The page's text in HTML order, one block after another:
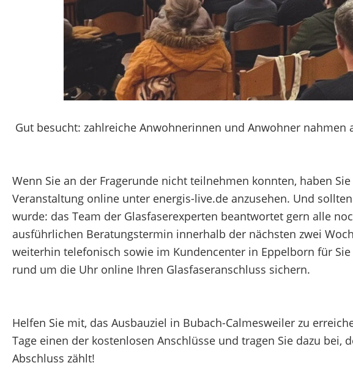
Gut besucht: zahlreiche Anwohnerinnen und Anwohner
Wenn Sie an der Fragerunde nicht teilnehmen konnten, haben
Veranstaltung online unter energis-live.de anzusehen. Und
wurde: das Team der Glasfaserexperten beantwortet gern alle
ausführlichen Beratungstermin innerhalb der nächsten zwei
weiterhin telefonisch sowie im Kundencenter in Eppelborn für
rund um die Uhr online Ihren Glasfaseranschluss sichern.
Helfen Sie mit, das Ausbauziel in Bubach-Calmesweiler zu
Tage einen der kostenlosen Anschlüsse und tragen Sie dazu
Abschluss zählt!